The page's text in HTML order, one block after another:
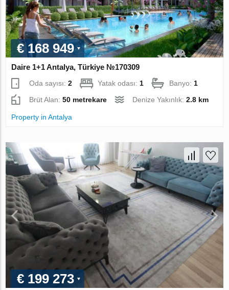
€ 168 949
Daire 1+1 Antalya, Türkiye №170309
Oda sayısı:2 Yatak odası: 1 Banyo: 1
Brüt Alan:50 metrekare Denize Yakınlık:2.8 km
Property in Antalya
€ 199 273